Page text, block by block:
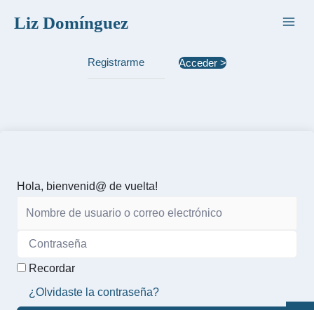
Liz Domínguez
Registrarme Acceder >
Hola, bienvenid@ de vuelta!
Recordar
¿Olvidaste la contraseña?